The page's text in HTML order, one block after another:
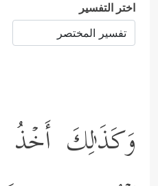
اختر التفسير
وَكَذَ ٰ⁠لِكَ أَخۡذُ